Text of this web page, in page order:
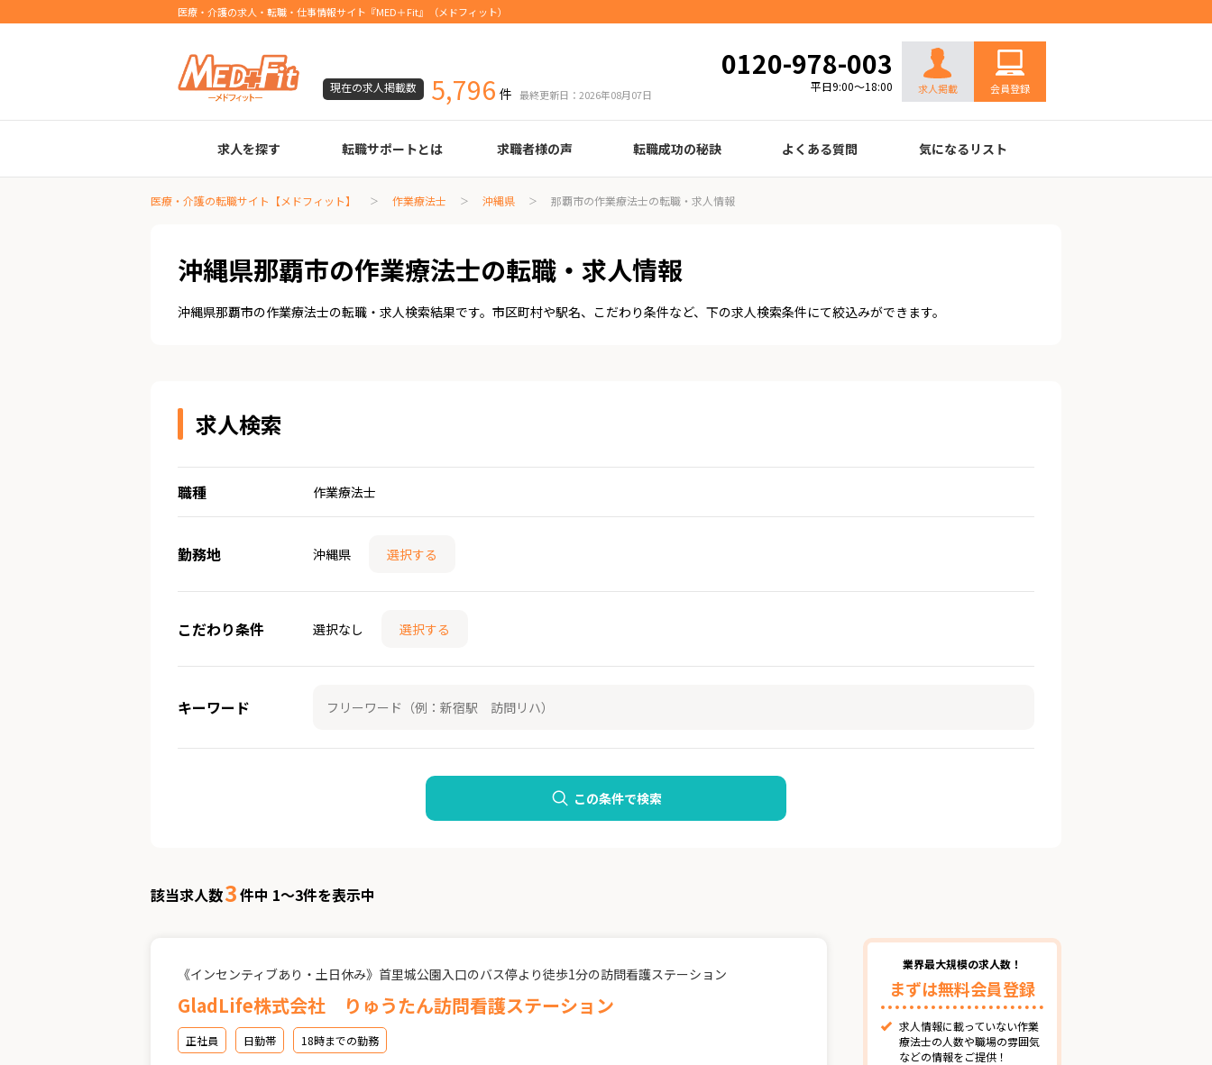
医療・介護の求人・転職・仕事情報サイト『MED＋Fit』（メドフィット）
現在の求人掲載数 5,796 件 最終更新日：2026年08月07日
0120-978-003
平日9:00～18:00 求人掲載 会員登録
求人を探す
臨床検査技師
診療放射線技師
臨床工学技士
医療事務
調剤薬局事務
理学療法士
作業療法士
言語聴覚士
機能訓練指導員
視能訓練士
看護師
薬剤師
転職サポートとは 求職者様の声
臨床検査技師
診療放射線技師
臨床工学技士
医療事務
調剤薬局事務
理学療法士
作業療法士
言語聴覚士
機能訓練指導員
視能訓練士
看護師
薬剤師
転職成功の秘訣
履歴書の書き方
職務経歴書の書き方
面接の心得
面接のコツ
転職の際に知っておきたいこと
年齢早見表
給与
よくある質問 気になるリスト
医療・介護の転職サイト【メドフィット】 作業療法士 沖縄県 那覇市の作業療法士の転職・求人情報
沖縄県那覇市の作業療法士の転職・求人情報
沖縄県那覇市の作業療法士の転職・求人検索結果です。市区町村や駅名、こだわり条件など、下の求人検索条件にて絞込みができます。
求人検索
職種 作業療法士
勤務地 沖縄県 選択する
こだわり条件 選択なし 選択する
キーワード
この条件で検索
該当求人数3件中 1～3件を表示中
《インセンティブあり・土日休み》首里城公園入口のバス停より徒歩1分の訪問看護ステーション
GladLife株式会社 りゅうたん訪問看護ステーション
正社員 日勤帯 18時までの勤務
業界最大規模の求人数！
まずは無料会員登録
求人情報に載っていない作業
療法士の人数や職場の雰囲気
などの情報をご提供！